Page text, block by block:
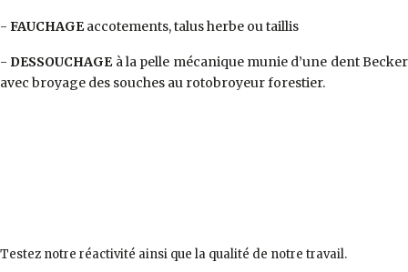
- FAUCHAGEaccotements, talus herbe ou taillis
- DESSOUCHAGEà la pelle mécanique munie d’une dent Becker
avec broyage des souches au rotobroyeur forestier.
Testez notre réactivité ainsi que la qualité de notre travail.